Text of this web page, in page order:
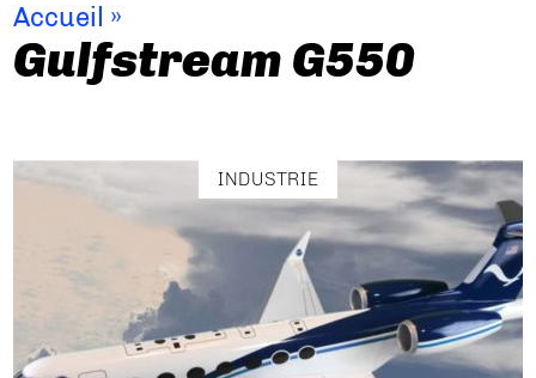
Accueil »
Gulfstream G550
INDUSTRIE